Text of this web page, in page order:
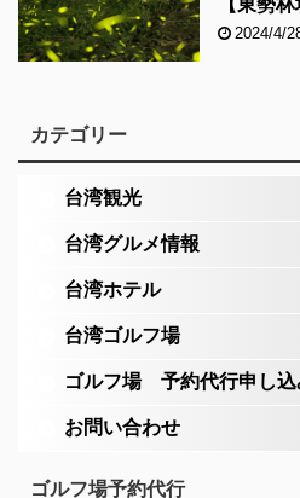
2024/4/
カテゴリー
台湾観光
台湾グルメ情報
台湾ホテル
台湾ゴルフ場
ゴルフ場 予約代行申し込
お問い合わせ
ゴルフ場予約代行